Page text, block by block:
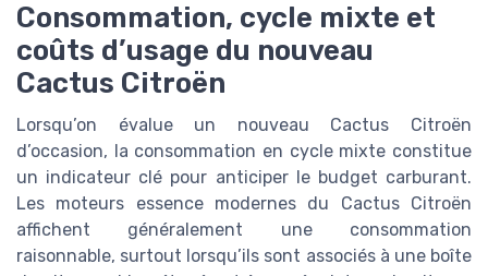
Consommation, cycle mixte et
coûts d’usage du nouveau
Cactus Citroën
Lorsqu’on évalue un nouveau Cactus Citroën
d’occasion, la consommation en cycle mixte constitue
un indicateur clé pour anticiper le budget carburant.
Les moteurs essence modernes du Cactus Citroën
affichent généralement une consommation
raisonnable, surtout lorsqu’ils sont associés à une boîte